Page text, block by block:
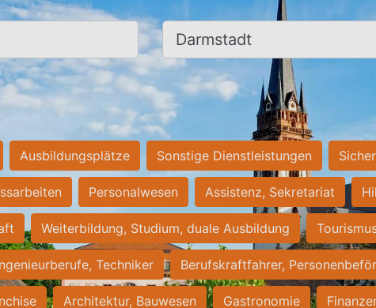
Ort, Stadt
Ausbildungsplätze Sonstige Dienstleistungen
Personalwesen Assistenz, Sekretariat
Weiterbildung, Studium, duale Ausbildung
Techniker Berufskraftfahrer,
Architektur, Bauwesen Gastronomie